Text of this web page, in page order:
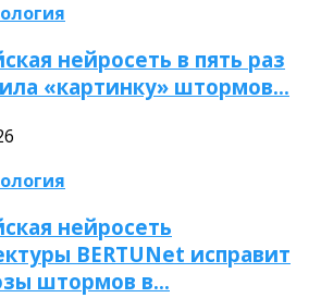
нейросеть в пять раз
«картинку» штормов…
нейросеть
BERTUNet исправит
штормов в…